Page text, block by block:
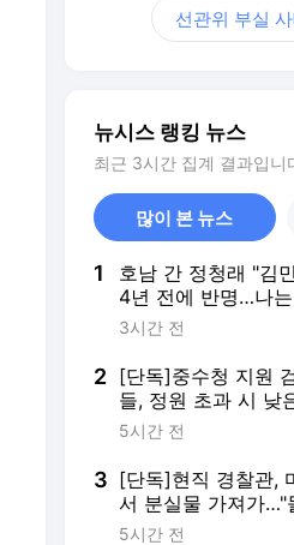
선관위 부실
뉴시스 랭킹 뉴스
최근 3시간 집계 결과입니
많이 본 뉴스
1
호남 간 정청래 "김
4년 전에 반명…나는
무현 키즈"(종합)
3시간 전
2 [단독]중수청 지원
들, 정원 초과 시 낮
계급 임용…희망지 못
5시간 전
3 [단독]현직 경찰관,
서 분실물 가져가…"
려주려했다"
5시간 전